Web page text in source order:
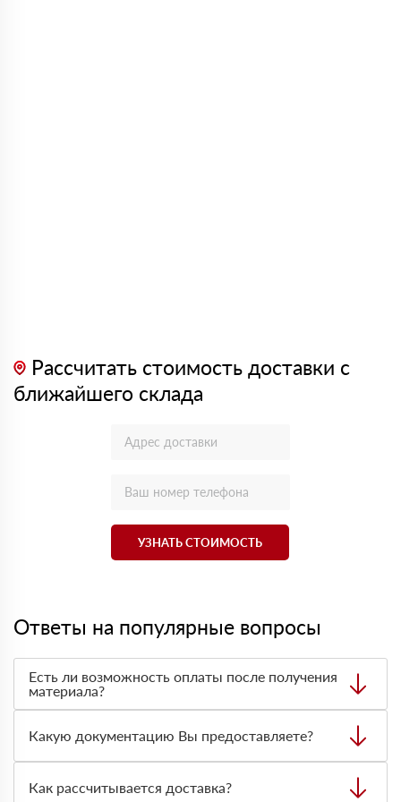
Рассчитать стоимость доставки с
ближайшего склада
УЗНАТЬ СТОИМОСТЬ
Ответы на популярные вопросы
Есть ли возможность оплаты после получения
материала?
оплата по факту получения товара. При этом, если
доставленный товар был ненадлежащего качества, то
Вы вправе от него отказаться.
Какую документацию Вы предоставляете?
сертификаты и паспорта качества, а также товарно-
Как рассчитывается доставка?